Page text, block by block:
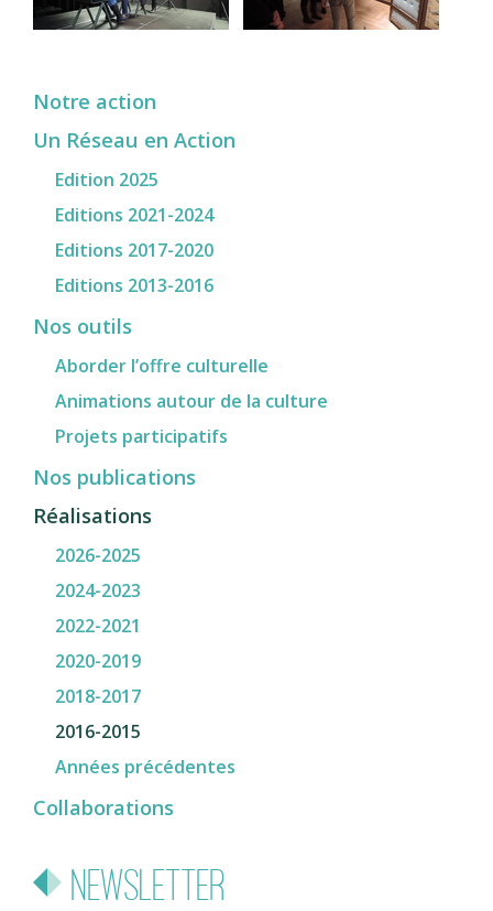
Notre action
Un Réseau en Action
Edition 2025
Editions 2021-2024
Editions 2017-2020
Editions 2013-2016
Nos outils
Aborder l’offre culturelle
Animations autour de la culture
Projets participatifs
Nos publications
Réalisations
2026-2025
2024-2023
2022-2021
2020-2019
2018-2017
2016-2015
Années précédentes
Collaborations
Newsletter